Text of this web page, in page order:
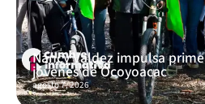
Nancy Valdez impulsa
jóvenes de Ocoyoacac
agosto 7, 2026